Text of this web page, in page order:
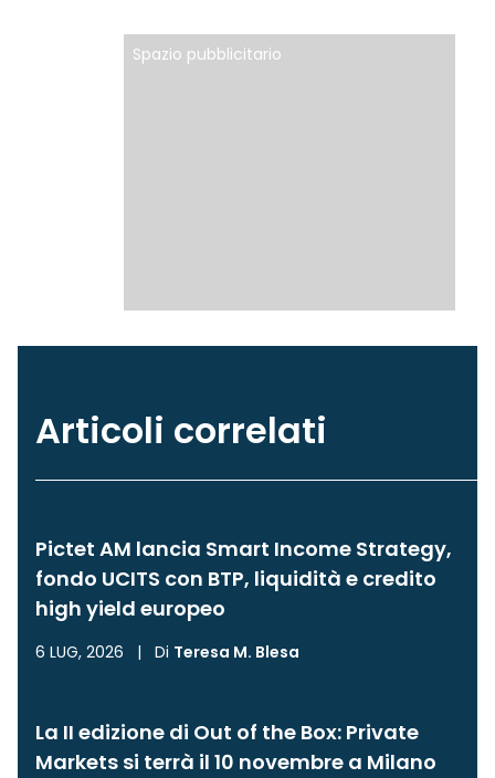
Spazio pubblicitario
Articoli correlati
Pictet AM lancia Smart Income Strategy,
fondo UCITS con BTP, liquidità e credito
high yield europeo
6 LUG, 2026 | Di Teresa M. Blesa
La II edizione di Out of the Box: Private
Markets si terrà il 10 novembre a Milano